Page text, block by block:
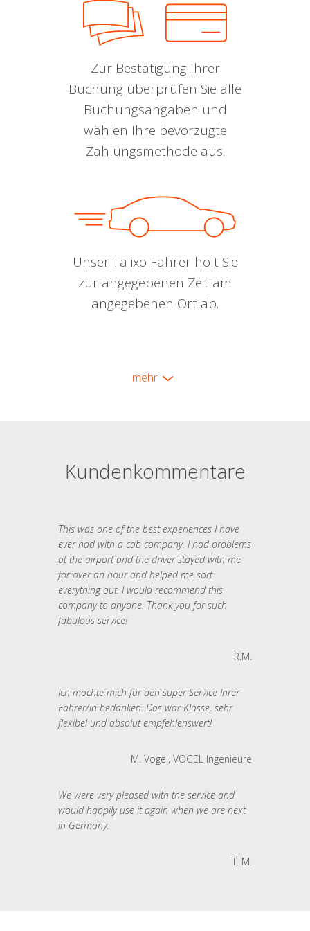
Zur Bestätigung Ihrer
Buchung überprüfen Sie alle
Buchungsangaben und
wählen Ihre bevorzugte
Zahlungsmethode aus.
Unser Talixo Fahrer holt Sie
zur angegebenen Zeit am
angegebenen Ort ab.
mehr
Kundenkommentare
This was one of the best experiences I have
ever had with a cab company. I had problems
at the airport and the driver stayed with me
for over an hour and helped me sort
everything out. I would recommend this
company to anyone. Thank you for such
fabulous service!
R.M.
Ich möchte mich für den super Service Ihrer
Fahrer/in bedanken. Das war Klasse, sehr
flexibel und absolut empfehlenswert!
M. Vogel, VOGEL Ingenieure
We were very pleased with the service and
would happily use it again when we are next
in Germany.
T. M.